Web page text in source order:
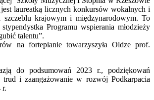
laureatką licznych konkursów wokalnych i
szczeblu krajowym i międzynarodowym. To
Programu wspierania młodzieży
talentu”.
na fortepianie towarzyszyła Oldze prof.
do podsumowań 2023 r., podziękowań
trud i zaangażowanie w rozwój Podkarpacia
r.